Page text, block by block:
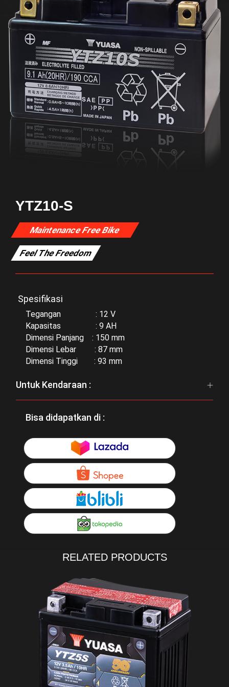
YTZ10-S
Maintenance Free Bike
Feel The Freedom
Spesifikasi
Tegangan : 12 V
Kapasitas : 9 AH
Dimensi Panjang : 150 mm
Dimensi Lebar : 87 mm
Dimensi Tinggi : 93 mm
Untuk Kendaraan :
Bisa didapatkan di :
RELATED PRODUCTS